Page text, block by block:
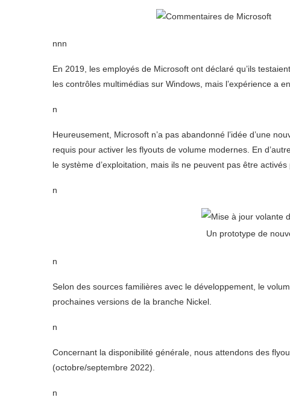
nnn
En 2019, les employés de Microsoft ont déclaré qu’ils
les contrôles multimédias sur Windows, mais l’expérience a
n
Heureusement, Microsoft n’a pas abandonné l’idée d’une
requis pour activer les flyouts de volume modernes. En
le système d’exploitation, mais ils ne peuvent pas être activés
n
Un prototype de
n
Selon des sources familières avec le développement, le
prochaines versions de la branche Nickel.
n
Concernant la disponibilité générale, nous attendons des
(octobre/septembre 2022).
n